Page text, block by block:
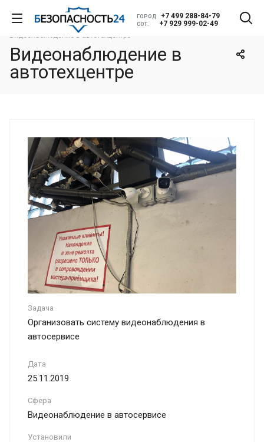
ГОРОД +7 499 288-84-79
СОТ. +7 929 999-02-49
Главная Проекты
Видеонаблюдение
Видеонаблюдение в автотехцентре
Видеонаблюдение в
автотехцентре
Задача
Организовать систему видеонаблюдения в
автосервисе
Дата
25.11.2019
Сфера
Видеонаблюдение в автосервисе
Установили